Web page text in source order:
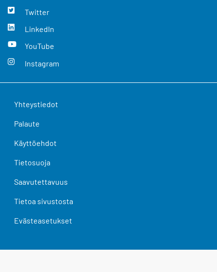
Twitter
LinkedIn
YouTube
Instagram
Yhteystiedot
Palaute
Käyttöehdot
Tietosuoja
Saavutettavuus
Tietoa sivustosta
Evästeasetukset